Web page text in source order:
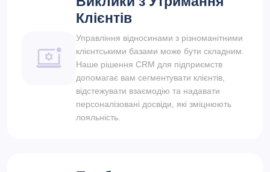
Клієнтів
Управління відносинами з різноманітними
клієнтськими базами може бути складним.
Наше рішення CRM для підприємств
допомагає вам сегментувати клієнтів,
відстежувати взаємодію та надавати
персоналізовані досвіди, які зміцнюють
лояльність.